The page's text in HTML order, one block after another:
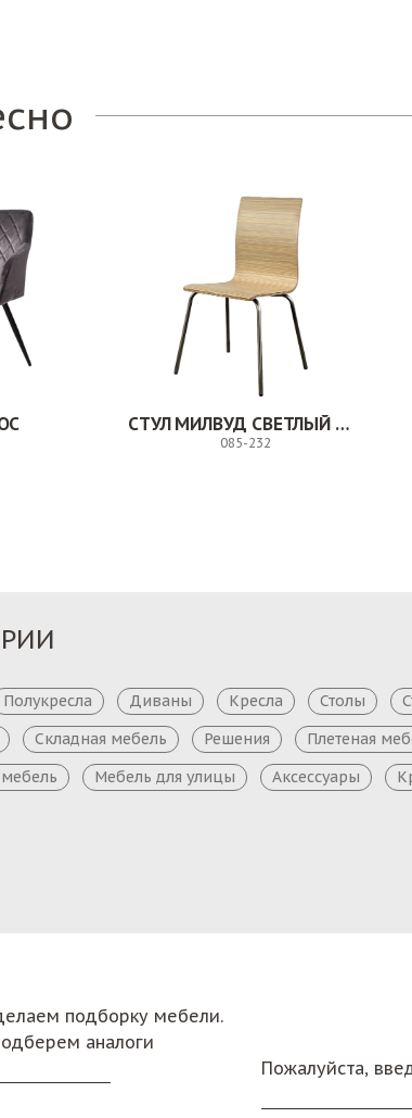
СТУЛ МИЛВУД СВЕТЛЫЙ ШЕЛК
085-232
Полукресла Диваны Кресла Столы
Складная мебель Решения
Плетеная
Мебель для улицы Аксессуары
подборку мебели.
аналоги
Пожалуйста,